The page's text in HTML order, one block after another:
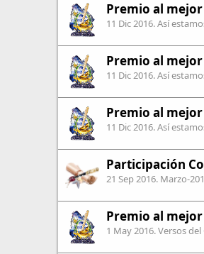
Premio al
11 Dic 2016. Así
Premio al
11 Dic 2016. Así
Premio al
11 Dic 2016. Así
Participación
21 Sep 2016. Marzo-
Premio al
1 May 2016. Versos